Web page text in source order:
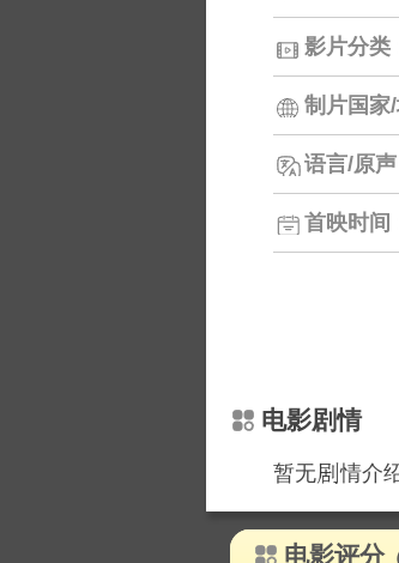
影片分类
制片国家/
语言/原声
首映时间
电影剧情
暂无 情介
电影评分